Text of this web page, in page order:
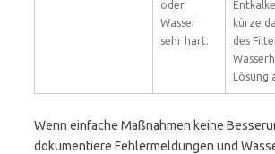
oder
Wasser
sehr hart.
kürze
des
Lösung
Wenn einfache Maßnahmen keine
dokumentiere Fehlermeldungen und